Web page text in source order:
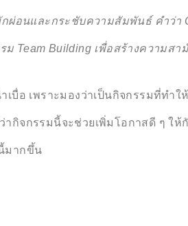
ผ่อนและกระชับความสัมพันธ์ คำว่
Team Building เพื่อสร้างความส
อ เพราะมองว่าเป็นกิจกรรมที่ทำใ
กิจกรรมนี้จะช่วยเพิ่มโอกาสดี ๆ
มากขึ้น